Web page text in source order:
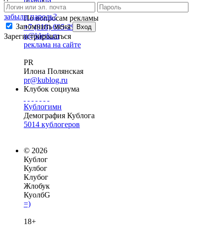
забыли пароль?
Запомнить меня
Вход
Зарегистрироваться
По вопросам рекламы
+7 (918) 695-29-19
u@klerk.ru
реклама на сайте
PR
Илона Полянская
pr@kublog.ru
Клубок социума
Кублогимн
Демография Кублога
5014 кублогеров
© 2026
Кублог
Кулбог
Клубог
Жлобук
КуолбG
=)
18+